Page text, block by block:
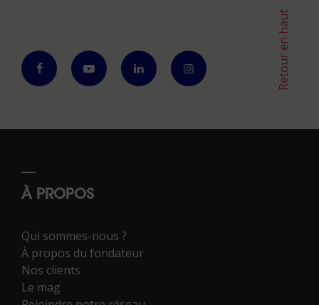
Retour en haut
À PROPOS
Qui sommes-nous ?
À propos du fondateur
Nos clients
Le mag